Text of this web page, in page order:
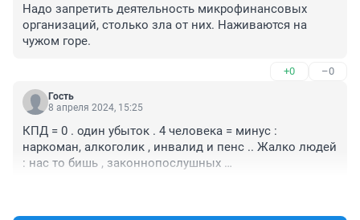
Надо запретить деятельность микрофинансовых
организаций, столько зла от них. Наживаются на
чужом горе.
+0 –0
Гость
8 апреля 2024, 15:25
КПД = 0 . один убыток . 4 человека = минус :
наркоман, алкоголик , инвалид и пенс .. Жалко людей
: нас то бишь , законнопослушных